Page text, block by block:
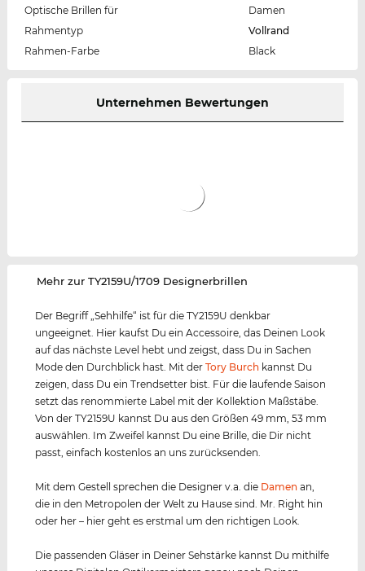
Optische Brillen für
Damen
Rahmentyp
Vollrand
Rahmen-Farbe
Black
Unternehmen Bewertungen
‌Mehr zur TY2159U/1709 Designerbrillen
Der Begriff „Sehhilfe“ ist für die TY2159U denkbar
ungeeignet. Hier kaufst Du ein Accessoire, das Deinen Look
auf das nächste Level hebt und zeigst, dass Du in Sachen
Mode den Durchblick hast. Mit derTory Burch kannst Du
zeigen, dass Du ein Trendsetter bist. Für die laufende Saison
setzt das renommierte Label mit der Kollektion Maßstäbe.
Von der TY2159U kannst Du aus den Größen 49 mm, 53 mm
auswählen. Im Zweifel kannst Du eine Brille, die Dir nicht
passt, einfach kostenlos an uns zurücksenden.
Mit dem Gestell sprechen die Designer v.a. die Damen an,
die in den Metropolen der Welt zu Hause sind. Mr. Right hin
oder her – hier geht es erstmal um den richtigen Look.
Die passenden Gläser in Deiner Sehstärke kannst Du mithilfe